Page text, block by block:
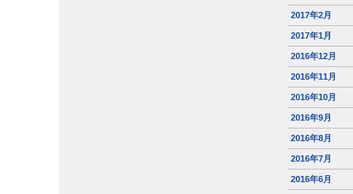
2017年2月
2017年1月
2016年12月
2016年11月
2016年10月
2016年9月
2016年8月
2016年7月
2016年6月